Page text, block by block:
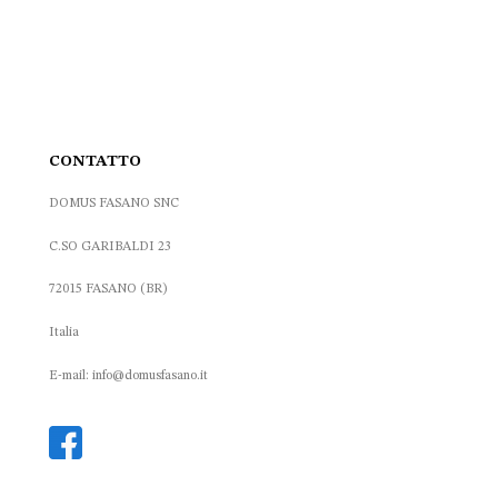
CONTATTO
DOMUS FASANO SNC
C.SO GARIBALDI 23
72015 FASANO (BR)
Italia
E-mail: info@domusfasano.it